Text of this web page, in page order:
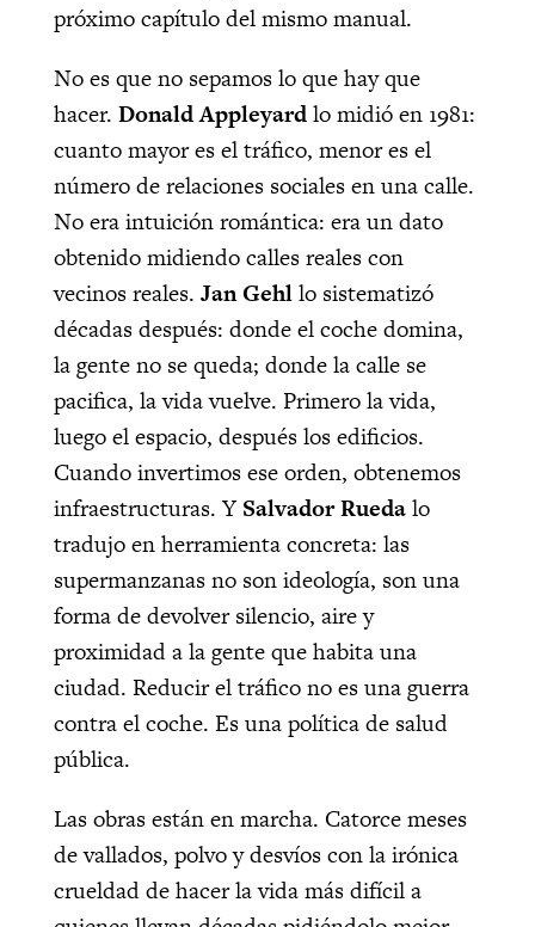
próximo capítulo del mismo manual.
No es que no sepamos lo que hay que
hacer. Donald Appleyardlo midió en 1981:
cuanto mayor es el tráfico, menor es el
número de relaciones sociales en una calle.
No era intuición romántica: era un dato
obtenido midiendo calles reales con
vecinos reales. Jan Gehllo sistematizó
décadas después: donde el coche domina,
la gente no se queda; donde la calle se
pacifica, la vida vuelve. Primero la vida,
luego el espacio, después los edificios.
Cuando invertimos ese orden, obtenemos
infraestructuras. Y Salvador Ruedalo
tradujo en herramienta concreta: las
supermanzanas no son ideología, son una
forma de devolver silencio, aire y
proximidad a la gente que habita una
ciudad. Reducir el tráfico no es una guerra
contra el coche. Es una política de salud
pública.
Las obras están en marcha. Catorce meses
de vallados, polvo y desvíos con la irónica
crueldad de hacer la vida más difícil a